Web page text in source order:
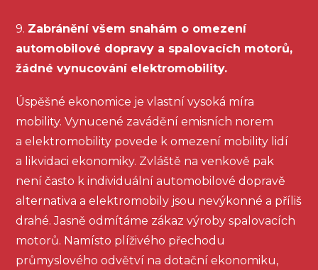
9. Zabránění všem snahám o omezení
automobilové dopravy a spalovacích motorů,
žádné vynucování elektromobility.
Úspěšné ekonomice je vlastní vysoká míra
mobility. Vynucené zavádění emisních norem
a elektromobility povede k omezení mobility lidí
a likvidaci ekonomiky. Zvláště na venkově pak
není často k individuální automobilové dopravě
alternativa a elektromobily jsou nevýkonné a příliš
drahé. Jasně odmítáme zákaz výroby spalovacích
motorů. Namísto plíživého přechodu
průmyslového odvětví na dotační ekonomiku,